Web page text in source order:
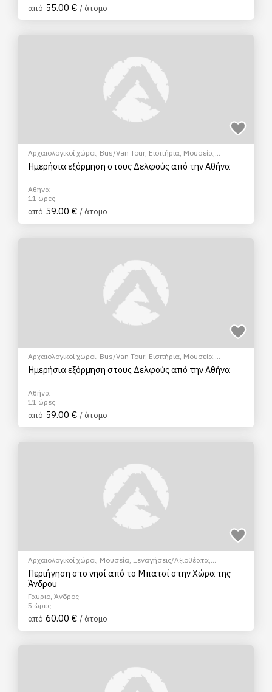
από 55.00 € / άτομο
Αρχαιολογικοί χώροι, Bus/Van Tour, Εισιτήρια, Μουσεία,
Ξεναγήσεις/Αξιοθέατα
Πολιτιστικά - Πολιτισμικά
Ημερήσια εξόρμηση στους Δελφούς από την Αθήνα
Αθήνα
11 ώρες
από 59.00 € / άτομο
Αρχαιολογικοί χώροι, Bus/Van Tour, Εισιτήρια, Μουσεία,
Ξεναγήσεις/Αξιοθέατα
Πολιτιστικά - Πολιτισμικά
Ημερήσια εξόρμηση στους Δελφούς από την Αθήνα
Αθήνα
11 ώρες
από 59.00 € / άτομο
Αρχαιολογικοί χώροι, Μουσεία, Ξεναγήσεις/Αξιοθέατα,
Πολιτιστικά - Πολιτισμικά
Περιήγηση στο νησί από το Μπατσί στην Χώρα της
Άνδρου
Γαύριο, Άνδρος
5 ώρες
από 60.00 € / άτομο